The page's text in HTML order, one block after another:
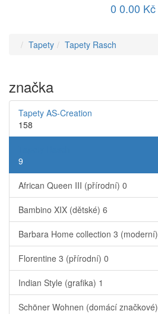
0 0.00 Kč
Tapety Tapety Rasch
značka
Tapety AS-Creation
158
9
African Queen III (přírodní) 0
Bambino XIX (dětské) 6
Barbara Home collection 3 (moderní)
Florentine 3 (přírodní) 0
Indian Style (grafika) 1
Schöner Wohnen (domácí značkové)